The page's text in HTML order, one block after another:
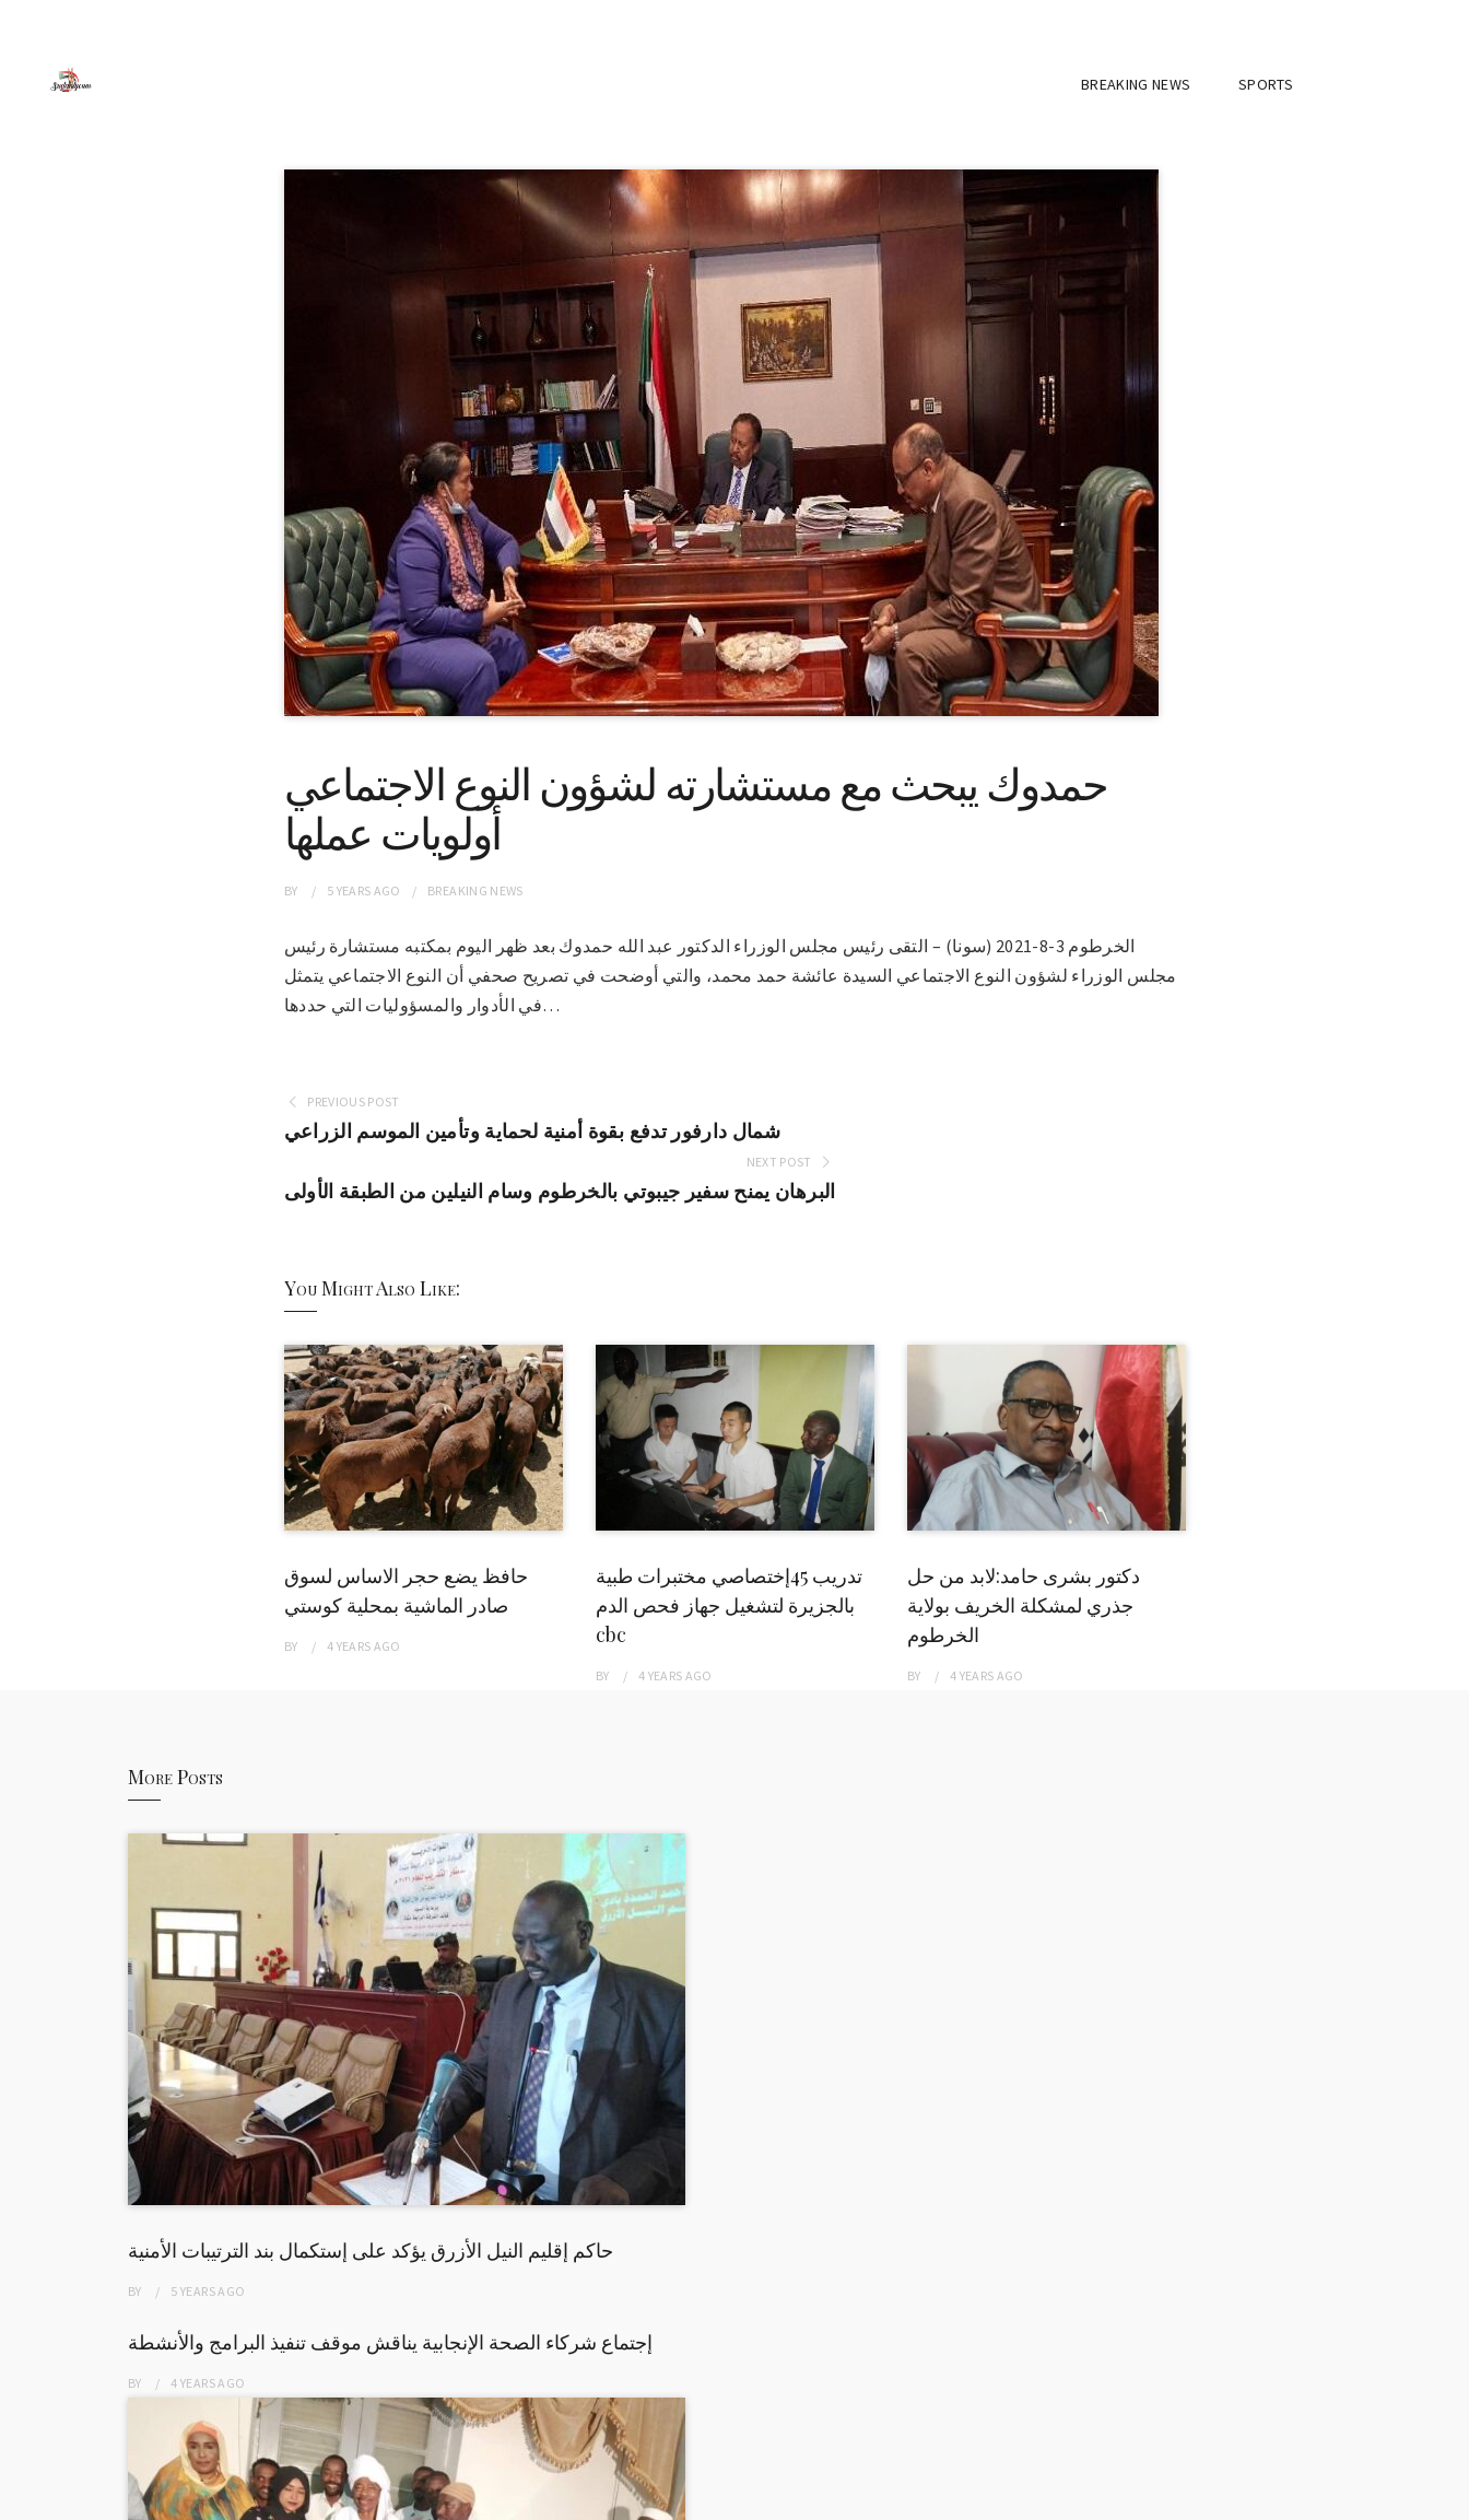
BREAKING NEWS SPORTS
حمدوك يبحث مع مستشارته لشؤون النوع الاجتماعي
أولويات عملها
BY 5 YEARS AGO BREAKING NEWS
الخرطوم 3-8-2021 (سونا) – التقى رئيس مجلس الوزراء الدكتور عبد الله حمدوك بعد ظهر اليوم بمكتبه مستشارة رئيس
مجلس الوزراء لشؤون النوع الاجتماعي السيدة عائشة حمد محمد، والتي أوضحت في تصريح صحفي أن النوع الاجتماعي يتمثل
في الأدوار والمسؤوليات التي حددها…
PREVIOUS POST
شمال دارفور تدفع بقوة أمنية لحماية وتأمين الموسم الزراعي
NEXT POST
البرهان يمنح سفير جيبوتي بالخرطوم وسام النيلين من الطبقة الأولى
You Might Also Like:
حافظ يضع حجر الاساس لسوق
صادر الماشية بمحلية كوستي
BY 4 YEARS AGO
تدريب 45إختصاصي مختبرات طبية
بالجزيرة لتشغيل جهاز فحص الدم
cbc
BY 4 YEARS AGO
دكتور بشرى حامد:لابد من حل
جذري لمشكلة الخريف بولاية
الخرطوم
BY 4 YEARS AGO
More Posts
حاكم إقليم النيل الأزرق يؤكد على إستكمال بند الترتيبات الأمنية
BY 5 YEARSAGO
إجتماع شركاء الصحة الإنجابية يناقش موقف تنفيذ البرامج والأنشطة
BY 4 YEARSAGO